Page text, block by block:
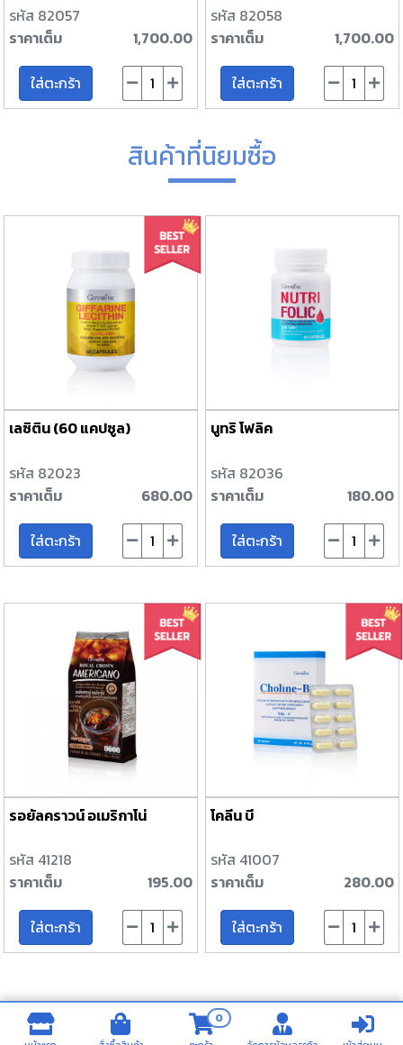
รหัส 82057
ราคาเต็ม
1,700.00
ใส่ตะกร้า
รหัส 82058
ราคาเต็ม
1,700.00
ใส่ตะกร้า
สินค้าที่นิยมซื้อ
เลซิติน (60 แคปซูล)
รหัส 82023
ราคาเต็ม
680.00
ใส่ตะกร้า
นูทริ โฟลิค
รหัส 82036
ราคาเต็ม
180.00
ใส่ตะกร้า
รอยัลคราวน์ อเมริกาโน่
รหัส 41218
ราคาเต็ม
195.00
ใส่ตะกร้า
โคลีน บี
รหัส 41007
ราคาเต็ม
280.00
ใส่ตะกร้า
0